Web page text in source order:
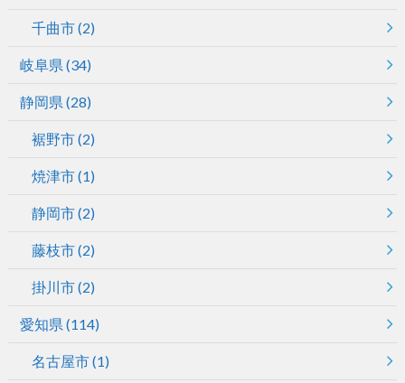
千曲市(2)
岐阜県 (34)
静岡県 (28)
裾野市(2)
焼津市(1)
静岡市(2)
藤枝市(2)
掛川市(2)
愛知県 (114)
名古屋市(1)